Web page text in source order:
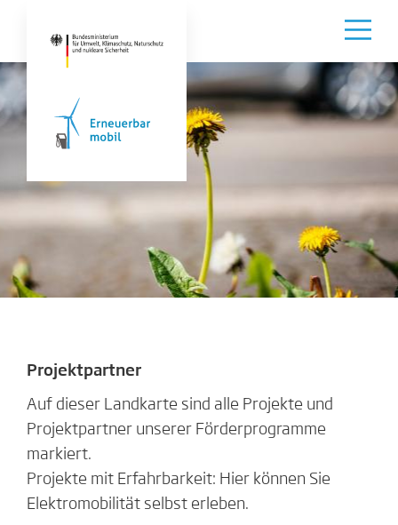
Projektpartner
Auf dieser Landkarte sind alle Projekte und
Projektpartner unserer Förderprogramme
markiert.
Projekte mit Erfahrbarkeit: Hier können Sie
Elektromobilität selbst erleben.